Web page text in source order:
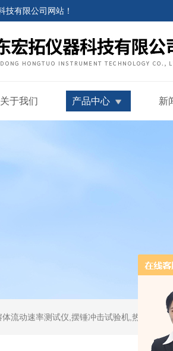
技有限公司网站 ！
关于我们 产品中心 新
率测试仪,摆锤冲击试验机,热变形维卡试验机,密度测试仪,水平垂直燃